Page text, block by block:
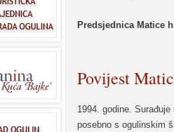
Predsjednica Matice
Povijest
1994. godine.
posebno s ogulinskim